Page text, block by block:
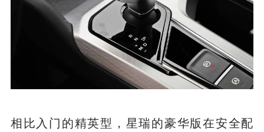
相比入门的精英型，星瑞的豪华版在安全配